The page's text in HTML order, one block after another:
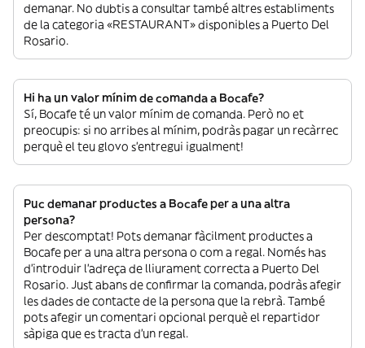
demanar. No dubtis a consultar també altres establiments
de la categoria «RESTAURANT» disponibles a Puerto Del
Rosario.
Hi ha un valor mínim de comanda a Bocafe?
Sí, Bocafe té un valor mínim de comanda. Però no et
preocupis: si no arribes al mínim, podràs pagar un recàrrec
perquè el teu glovo s’entregui igualment!
Puc demanar productes a Bocafe per a una altra
persona?
Per descomptat! Pots demanar fàcilment productes a
Bocafe per a una altra persona o com a regal. Només has
d’introduir l’adreça de lliurament correcta a Puerto Del
Rosario. Just abans de confirmar la comanda, podràs afegir
les dades de contacte de la persona que la rebrà. També
pots afegir un comentari opcional perquè el repartidor
sàpiga que es tracta d’un regal.